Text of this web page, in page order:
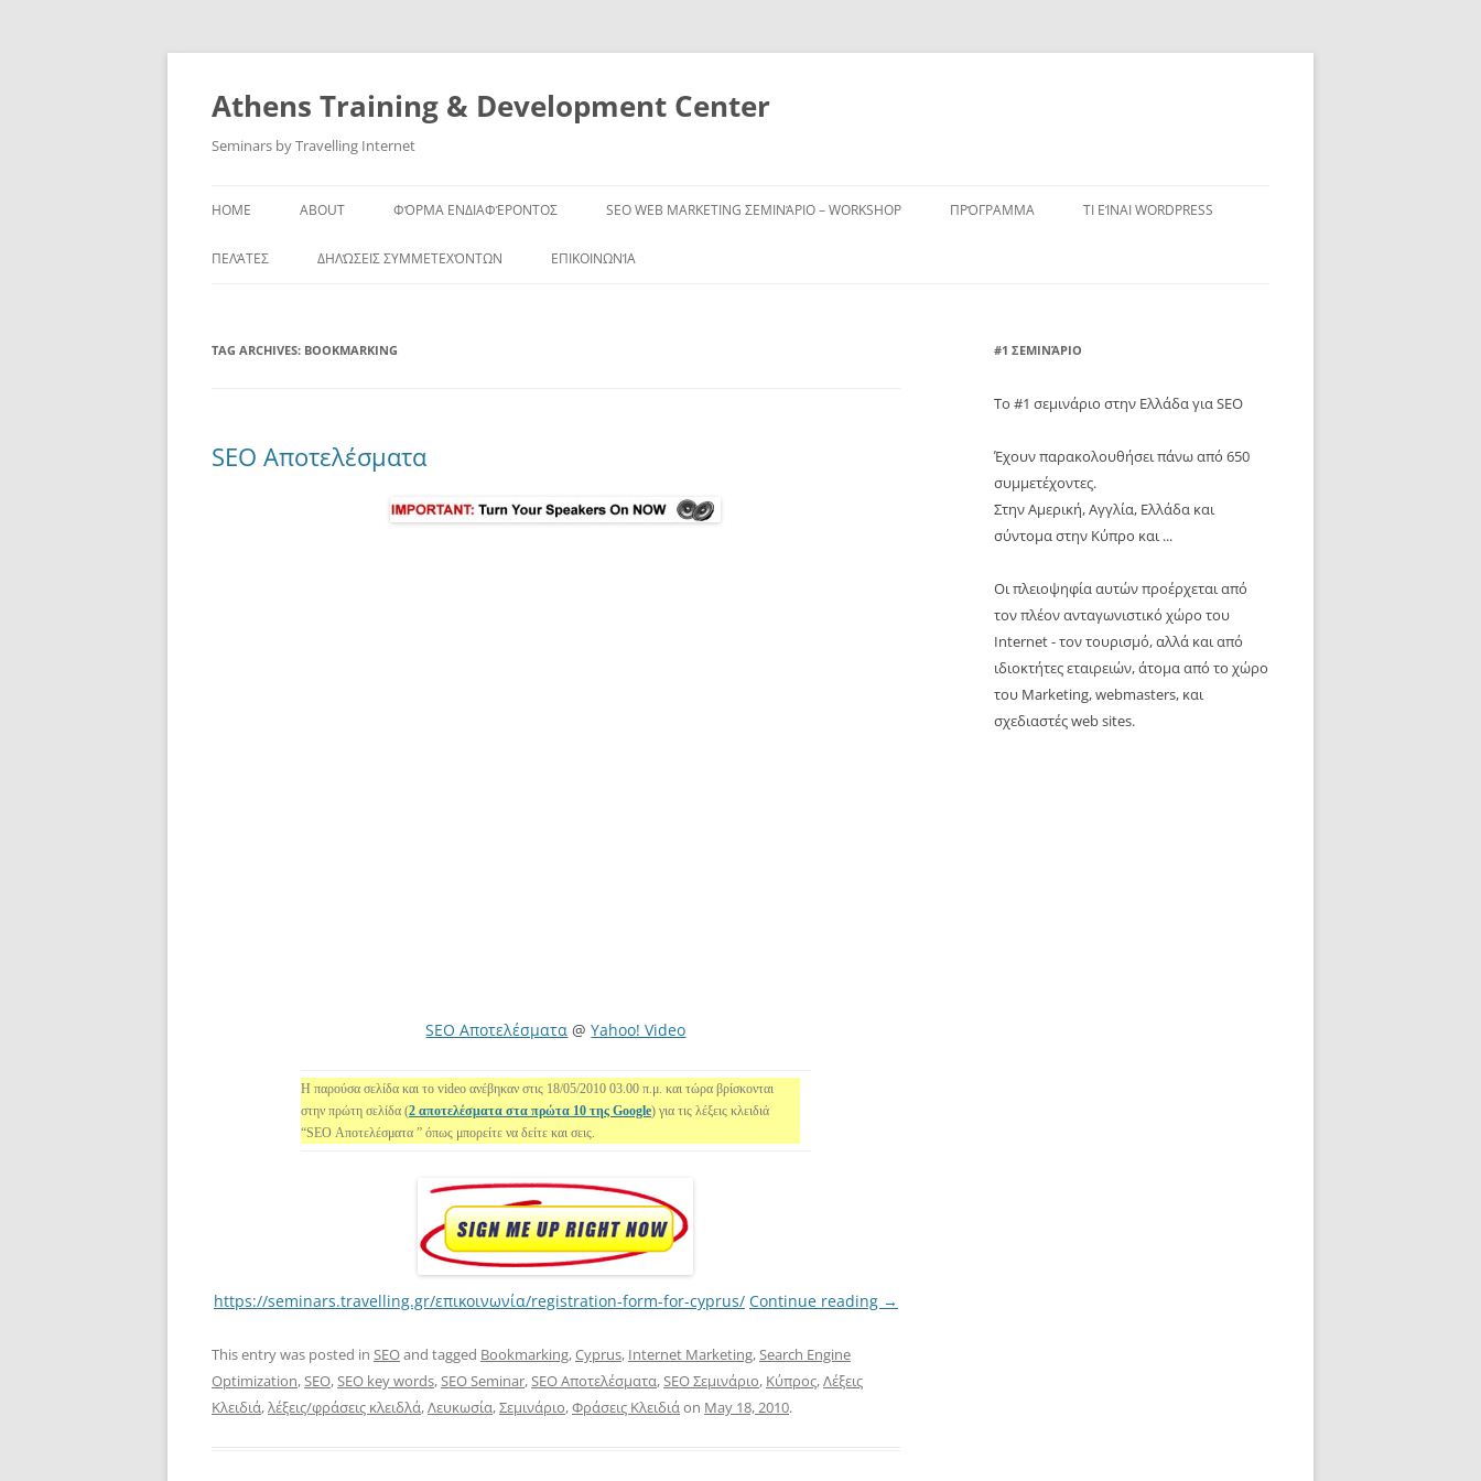
Skip
content
Athens Training & Development Center
Seminars by Travelling Internet
HOME ABOUT ΦΌΡΜΑ ΕΝΔΙΑΦΈΡΟΝΤΟΣ SEO WEB MARKETING ΣΕΜΙΝΆΡΙΟ – WORKSHOP ΠΡΌΓΡΑΜΜΑ ΤΙ ΕΊΝΑΙ WORDPRESS
ΠΕΛΆΤΕΣ ΔΗΛΏΣΕΙΣ ΣΥΜΜΕΤΕΧΌΝΤΩΝ ΕΠΙΚΟΙΝΩΝΊΑ
TAG ARCHIVES: BOOKMARKING
SEO Αποτελέσματα
SEO Αποτελέσματα @Yahoo! Video
Η παρούσα σελίδα και το video ανέβηκαν στις 18/05/2010 03.00 π.μ. και τώρα βρίσκονται
στην πρώτη σελίδα (2 αποτελέσματα στα πρώτα 10 της Google) για τις λέξεις κλειδιά
“SEO Αποτελέσματα ” όπως μπορείτε να δείτε και σεις.
https://seminars.travelling.gr/επικοινωνία/registration-form-for-cyprus/ Continue reading →
This entry was posted in SEOand tagged Bookmarking,Cyprus, Internet Marketing,Search Engine
Optimization,SEO,SEO key words,SEO Seminar,SEO Αποτελέσματα,SEO Σεμινάριο, Κύπρος,Λέξεις
Κλειδιά,λέξεις/φράσεις κλειδλά,Λευκωσία,Σεμινάριο,Φράσεις Κλειδιάon May 18, 2010.
#1 ΣΕΜΙΝΆΡΙΟ
Το #1 σεμινάριο στην Ελλάδα για SEO
Έχουν παρακολουθήσει πάνω από 650
συμμετέχοντες.
Στην Αμερική, Αγγλία, Ελλάδα και
σύντομα στην Κύπρο και ...
Οι πλειοψηφία αυτών προέρχεται από
τον πλέον ανταγωνιστικό χώρο του
Internet - τον τουρισμό, αλλά και από
ιδιοκτήτες εταιρειών, άτομα από το χώρο
του Marketing, webmasters, και
σχεδιαστές web sites.